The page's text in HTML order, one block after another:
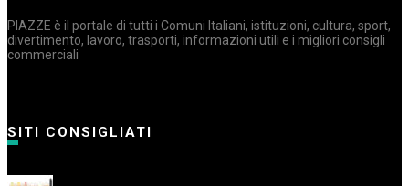
PIAZZE è il portale di tutti i Comuni Italiani, istituzioni, cultura, sport,
divertimento, lavoro, trasporti, informazioni utili e i migliori consigli
commerciali
SITI CONSIGLIATI